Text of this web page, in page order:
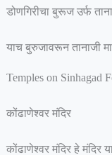
डोणगिरीचा बुरूज उर्फ
याच बुरुजावरून तानाजी
Temples on Sinhagad
कोंढाणेश्वर मंदिर
कोंढाणेश्वर मंदिर हे